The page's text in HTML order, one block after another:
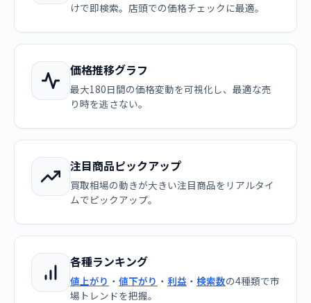
けで即検索。店頭での価格チェックに最適。
価格推移グラフ
最大180日間の価格変動を可視化し、最適な売
り時を逃さない。
注目商品ピックアップ
買取相場の動きが大きい注目商品をリアルタイ
ムでピックアップ。
各種ランキング
値上がり ・ 値下がり ・ 利益 ・ 検索数の4種類で市
場トレンドを把握。